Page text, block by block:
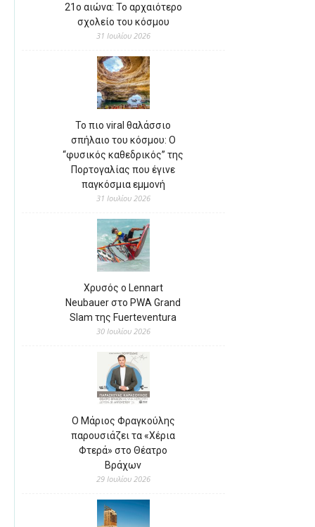
21ο αιώνα: Το αρχαιότερο
σχολείο του κόσμου
31 Ιουλίου 2026
Το πιο viral θαλάσσιο
σπήλαιο του κόσμου: Ο
“φυσικός καθεδρικός” της
Πορτογαλίας που έγινε
παγκόσμια εμμονή
31 Ιουλίου 2026
Χρυσός ο Lennart
Neubauer στο PWA Grand
Slam της Fuerteventura
30 Ιουλίου 2026
Ο Μάριος Φραγκούλης
παρουσιάζει τα «Χέρια
Φτερά» στο Θέατρο
Βράχων
29 Ιουλίου 2026